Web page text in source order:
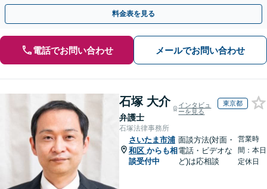
近所への出張相談も実施【秘密厳守｜休日・夜間相談可】
料金表を見る
電話でお問い合わせ メールでお問い合わせ
石塚 大介
弁護士
インタビュ
ーを見る
東京都
石塚法律事務所
さいたま市浦
和区 からも相
談受付中
面談方法(対面・
電話・ビデオな
ど)は応相談
営業時
間：本日
定休日